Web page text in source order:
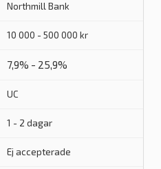
Northmill Bank
10 000 - 500 000 kr
7,9% - 25,9%
UC
1 - 2 dagar
Ej accepterade